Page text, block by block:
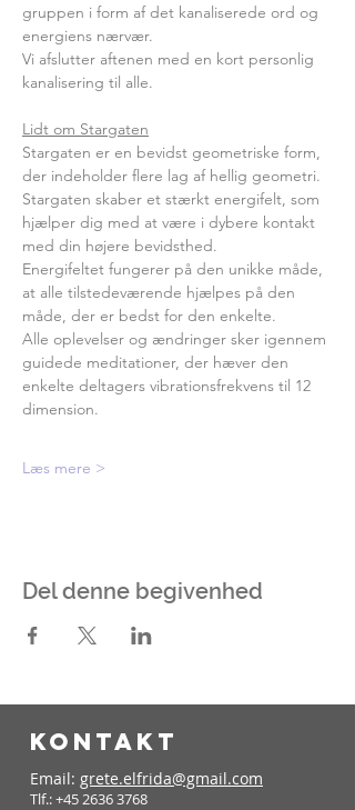
gruppen i form af det kanaliserede ord og
energiens nærvær.
Vi afslutter aftenen med en kort personlig
kanalisering til alle.
Lidt om Stargaten
Stargaten er en bevidst geometriske form,
der indeholder flere lag af hellig geometri.
Stargaten skaber et stærkt energifelt, som
hjælper dig med at være i dybere kontakt
med din højere bevidsthed.
Energifeltet fungerer på den unikke måde,
at alle tilstedeværende hjælpes på den
måde, der er bedst for den enkelte.
Alle oplevelser og ændringer sker igennem
guidede meditationer, der hæver den
enkelte deltagers vibrationsfrekvens til 12
dimension.
Læs mere >
Del denne begivenhed
KONTAKT
Email: grete.elfrida@gmail.com
Tlf.:+45 2636 3768